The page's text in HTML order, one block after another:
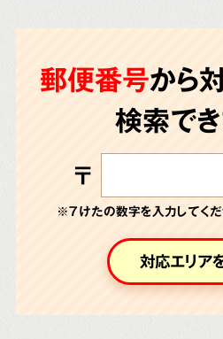
郵便番号から
検索で
〒
※７けたの数字を入力してく
対応エリア